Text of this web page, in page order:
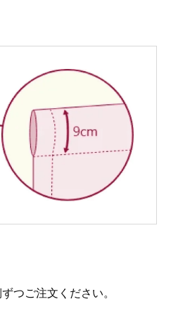
つご注文ください。